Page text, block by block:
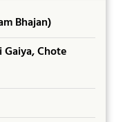
Bhajan)
Gaiya, Chote